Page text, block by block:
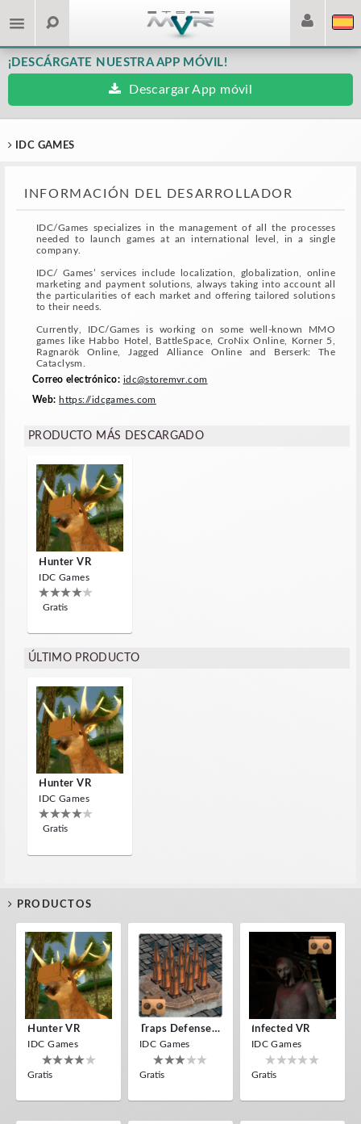
¡DESCÁRGATE NUESTRA APP MÓVIL!
Descargar App móvil
IDC GAMES
INFORMACIÓN DEL DESARROLLADOR
IDC/Games specializes in the management of all the processes
needed to launch games at an international level, in a single
company.
IDC/ Games’ services include localization, globalization, online
marketing and payment solutions, always taking into account all
the particularities of each market and offering tailored solutions
to their needs.
Currently, IDC/Games is working on some well-known MMO
games like Habbo Hotel, BattleSpace, CroNix Online, Korner 5,
Ragnarök Online, Jagged Alliance Online and Berserk: The
Cataclysm.
Correo electrónico: idc@storemvr.com
Web: https://idcgames.com
PRODUCTO MÁS DESCARGADO
Hunter VR
IDC Games
Gratis
ÚLTIMO PRODUCTO
Hunter VR
IDC Games
Gratis
PRODUCTOS
Hunter VR
IDC Games
Gratis
Traps Defense VR
IDC Games
Gratis
Infected VR
IDC Games
Gratis